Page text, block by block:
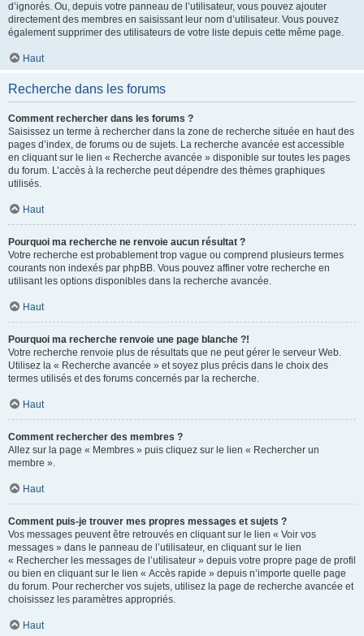
d’ignorés. Ou, depuis votre panneau de l’utilisateur, vous pouvez ajouter
directement des membres en saisissant leur nom d’utilisateur. Vous pouvez
également supprimer des utilisateurs de votre liste depuis cette même page.
Haut
Recherche dans les forums
Comment rechercher dans les forums ?
Saisissez un terme à rechercher dans la zone de recherche située en haut des
pages d’index, de forums ou de sujets. La recherche avancée est accessible
en cliquant sur le lien « Recherche avancée » disponible sur toutes les pages
du forum. L’accès à la recherche peut dépendre des thèmes graphiques
utilisés.
Haut
Pourquoi ma recherche ne renvoie aucun résultat ?
Votre recherche est probablement trop vague ou comprend plusieurs termes
courants non indexés par phpBB. Vous pouvez affiner votre recherche en
utilisant les options disponibles dans la recherche avancée.
Haut
Pourquoi ma recherche renvoie une page blanche ?!
Votre recherche renvoie plus de résultats que ne peut gérer le serveur Web.
Utilisez la « Recherche avancée » et soyez plus précis dans le choix des
termes utilisés et des forums concernés par la recherche.
Haut
Comment rechercher des membres ?
Allez sur la page « Membres » puis cliquez sur le lien « Rechercher un
membre ».
Haut
Comment puis-je trouver mes propres messages et sujets ?
Vos messages peuvent être retrouvés en cliquant sur le lien « Voir vos
messages » dans le panneau de l’utilisateur, en cliquant sur le lien
« Rechercher les messages de l’utilisateur » depuis votre propre page de profil
ou bien en cliquant sur le lien « Accès rapide » depuis n’importe quelle page
du forum. Pour rechercher vos sujets, utilisez la page de recherche avancée et
choisissez les paramètres appropriés.
Haut